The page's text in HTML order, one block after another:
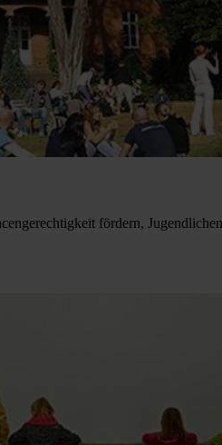
fördern,